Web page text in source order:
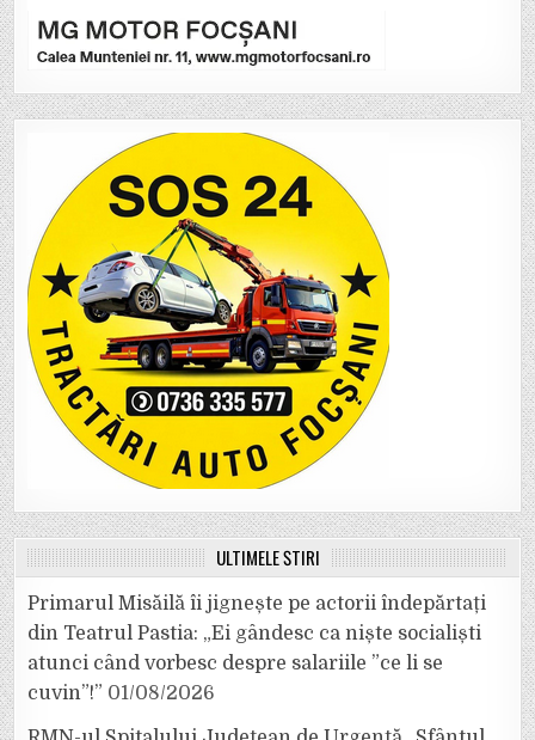
ULTIMELE ȘTIRI
Primarul Misăilă îi jignește pe actorii îndepărtați
din Teatrul Pastia: „Ei gândesc ca niște socialiști
atunci când vorbesc despre salariile ”ce li se
cuvin”!” 01/08/2026